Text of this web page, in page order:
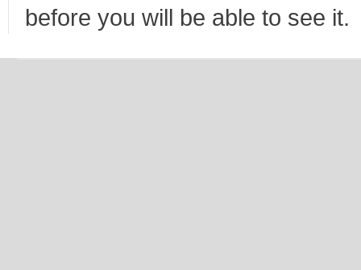
before you will be able to see it.